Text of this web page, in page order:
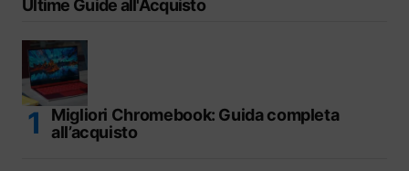
Ultime Guide all'Acquisto
Migliori Chromebook: Guida completa
all’acquisto